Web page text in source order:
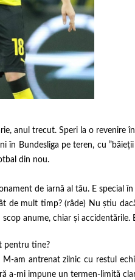
anul trecut. Speri la o revenire
în Bundesliga pe teren, cu
din nou.
de iarnă al tău. E special
de mult timp? (râde) Nu știu
anume, chiar și
pentru tine?
am antrenat zilnic cu restul
a-mi impune un termen-limită